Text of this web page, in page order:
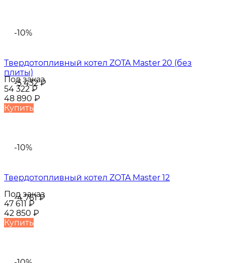
-10%
-5 432₽
Твердотопливный котел ZOTA Master 20 (без
плиты)
Под заказ
54 322₽
48 890 ₽
Купить
-10%
-4 761₽
Твердотопливный котел ZOTA Master 12
Под заказ
47 611₽
42 850 ₽
Купить